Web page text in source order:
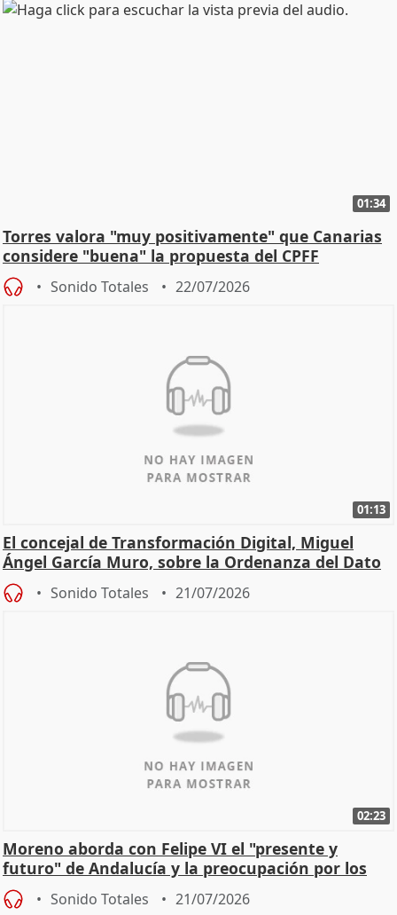
01:34
Torres valora "muy positivamente" que Canarias
considere "buena" la propuesta del CPFF
Sonido Totales 22/07/2026
01:13
El concejal de Transformación Digital, Miguel
Ángel García Muro, sobre la Ordenanza del Dato
Sonido Totales 21/07/2026
02:23
Moreno aborda con Felipe VI el "presente y
futuro" de Andalucía y la preocupación por los
incendios
Sonido Totales 21/07/2026